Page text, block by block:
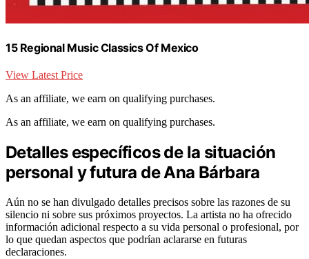
15 Regional Music Classics Of Mexico
View Latest Price
As an affiliate, we earn on qualifying purchases.
As an affiliate, we earn on qualifying purchases.
Detalles específicos de la situación
personal y futura de Ana Bárbara
Aún no se han divulgado detalles precisos sobre las razones de su
silencio ni sobre sus próximos proyectos. La artista no ha ofrecido
información adicional respecto a su vida personal o profesional, por
lo que quedan aspectos que podrían aclararse en futuras
declaraciones.